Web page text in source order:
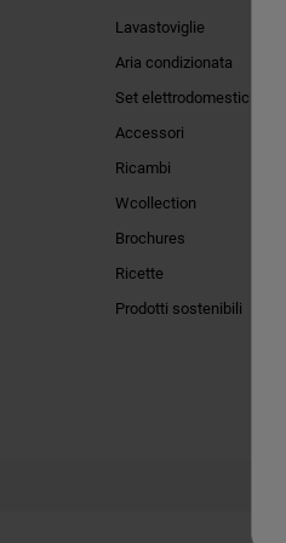
Lavastoviglie
Aria condizionata
Set elettrodomestici
Accessori
Ricambi
Wcollection
Brochures
Ricette
Prodotti sostenibili